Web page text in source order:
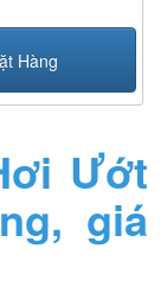
Hàng
Ướt
giá